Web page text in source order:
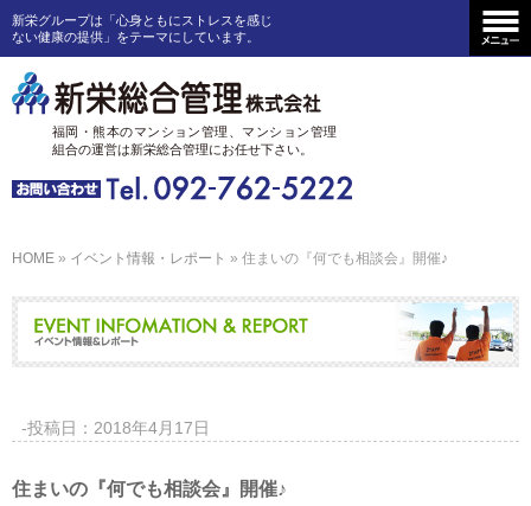
新栄グループは「心身ともにストレスを感じ
ない健康の提供」をテーマにしています。
福岡・熊本のマンション管理、 マンション管理
組合の運営は新栄総合管理にお任せ下さい。
HOME » イベント情報・レポート » 住まいの『何でも相談会』開催♪
-投稿日：2018年4月17日
住まいの『何でも相談会』開催♪